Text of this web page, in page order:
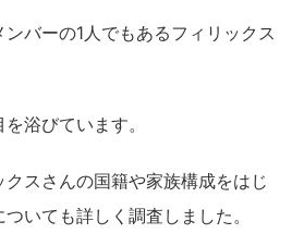
バーの1人でもあるフィリックス
浴びています。
スさんの国籍や家族構成をはじ
いても詳しく調査しました。